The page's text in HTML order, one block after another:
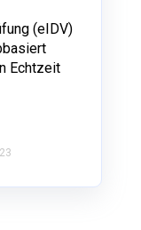
(eIDV)
Echtzeit